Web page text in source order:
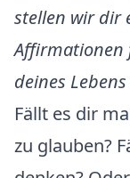
stellen wir dir
Affirmationen
deines Lebens
Fällt es dir
zu glauben?